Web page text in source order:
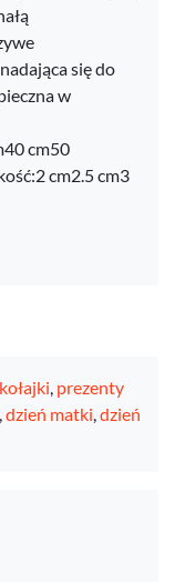
się do
w
cm50
cm2.5 cm3
, prezenty
,dzień matki,dzień